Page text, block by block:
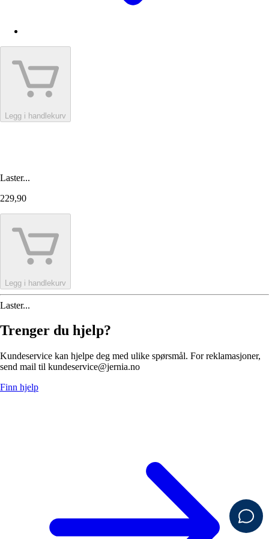
Legg i handlekurv
Laster...
229,90
Legg i handlekurv
Laster...
Trenger du hjelp?
Kundeservice kan hjelpe deg med ulike spørsmål. For reklamasjoner,
send mail til kundeservice@jernia.no
Finn hjelp